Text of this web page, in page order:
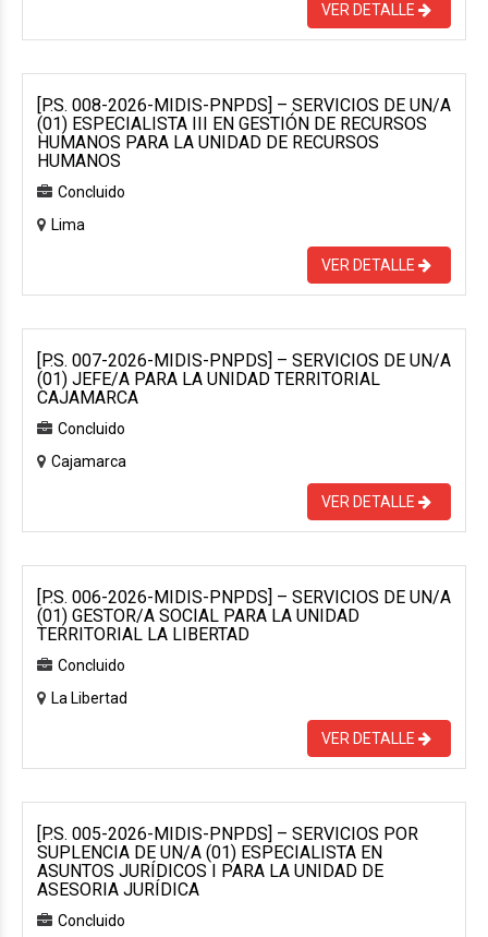
VER DETALLE
[P.S. 008-2026-MIDIS-PNPDS] – SERVICIOS DE UN/A
(01) ESPECIALISTA III EN GESTIÓN DE RECURSOS
HUMANOS PARA LA UNIDAD DE RECURSOS
HUMANOS
Concluido
Lima
VER DETALLE
[P.S. 007-2026-MIDIS-PNPDS] – SERVICIOS DE UN/A
(01) JEFE/A PARA LA UNIDAD TERRITORIAL
CAJAMARCA
Concluido
Cajamarca
VER DETALLE
[P.S. 006-2026-MIDIS-PNPDS] – SERVICIOS DE UN/A
(01) GESTOR/A SOCIAL PARA LA UNIDAD
TERRITORIAL LA LIBERTAD
Concluido
La Libertad
VER DETALLE
[P.S. 005-2026-MIDIS-PNPDS] – SERVICIOS POR
SUPLENCIA DE UN/A (01) ESPECIALISTA EN
ASUNTOS JURÍDICOS I PARA LA UNIDAD DE
ASESORIA JURÍDICA
Concluido